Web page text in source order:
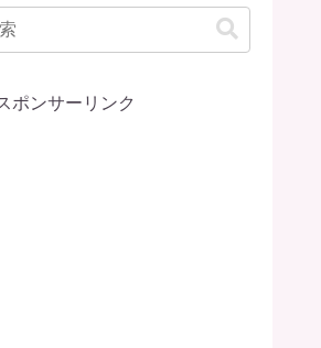
ポンサーリンク